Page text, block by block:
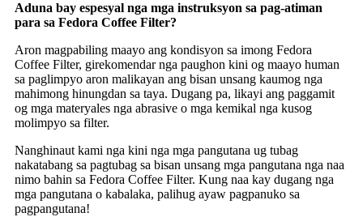
Aduna bay espesyal nga mga instruksyon sa pag-atiman
para sa Fedora Coffee Filter?
Aron magpabiling maayo ang kondisyon sa imong Fedora
Coffee Filter, girekomendar nga paughon kini og maayo human
sa paglimpyo aron malikayan ang bisan unsang kaumog nga
mahimong hinungdan sa taya. Dugang pa, likayi ang paggamit
og mga materyales nga abrasive o mga kemikal nga kusog
molimpyo sa filter.
Nanghinaut kami nga kini nga mga pangutana ug tubag
nakatabang sa pagtubag sa bisan unsang mga pangutana nga naa
nimo bahin sa Fedora Coffee Filter. Kung naa kay dugang nga
mga pangutana o kabalaka, palihug ayaw pagpanuko sa
pagpangutana!